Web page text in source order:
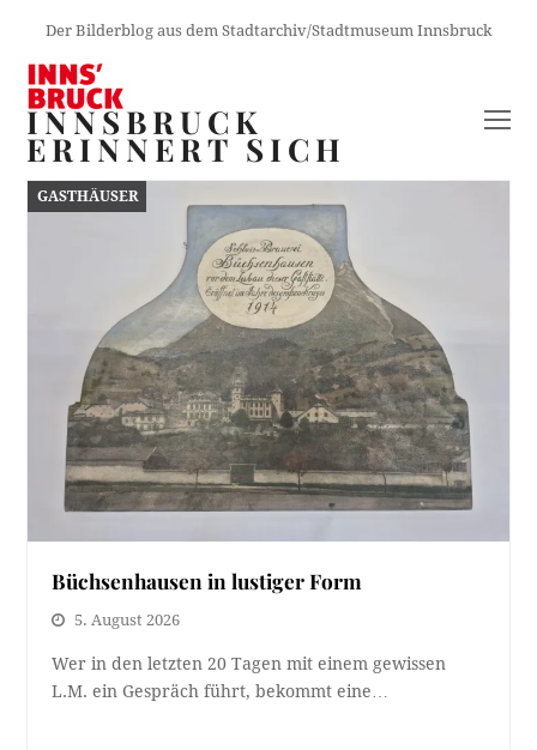
Der Bilderblog aus dem Stadtarchiv/Stadtmuseum Innsbruck
INNSBRUCK
ERINNERT SICH
GASTHÄUSER
Büchsenhausen in lustiger Form
5. August 2026
Wer in den letzten 20 Tagen mit einem gewissen
L.M. ein Gespräch führt, bekommt eine…